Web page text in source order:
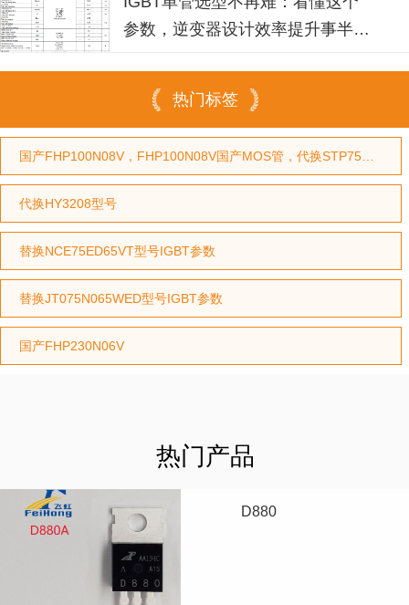
参数，逆变器设计效率提升事半功
热门标签
国产FHP100N08V，FHP100N08V国产MOS管，代换STP75NF75型号，代换HY3208型号
代换HY3208型号
替换NCE75ED65VT型号IGBT参数
替换JT075N065WED型号IGBT参数
国产FHP230N06V
热门产品
D880